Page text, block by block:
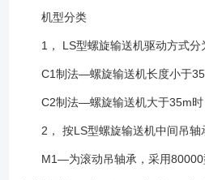
机型分类
1， LS型螺旋输送机驱动方式分
C1制法—螺旋输送机长度小于
C2制法—螺旋输送机大于35m时
2， 按LS型螺旋输送机中间吊轴
M1—为滚动吊轴承，采用80000